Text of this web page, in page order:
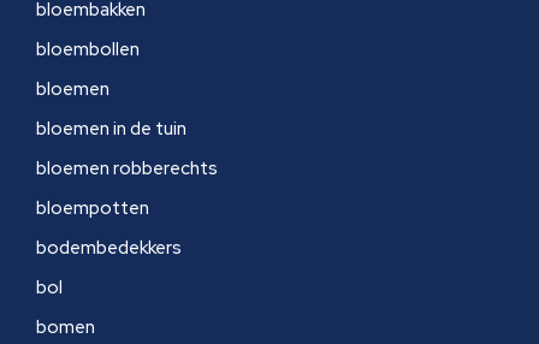
bloembakken
bloembollen
bloemen
bloemen in de tuin
bloemen robberechts
bloempotten
bodembedekkers
bol
bomen